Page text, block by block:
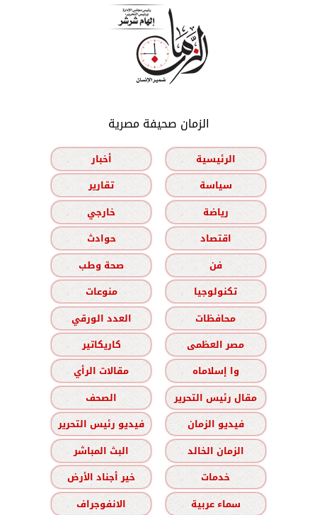
الزمان صحيفة مصرية
الرئيسية
أخبار
سياسة
تقارير
رياضة
خارجي
اقتصاد
حوادث
فن
صحة وطب
تكنولوجيا
منوعات
محافظات
العدد الورقي
مصر العظمى
كاريكاتير
وا إسلاماه
مقالات الرأي
مقال رئيس التحرير
الصحف
فيديو الزمان
فيديو رئيس التحرير
الزمان الخالد
البث المباشر
خدمات
خير أجناد الأرض
سماء عربية
الانفوجراف